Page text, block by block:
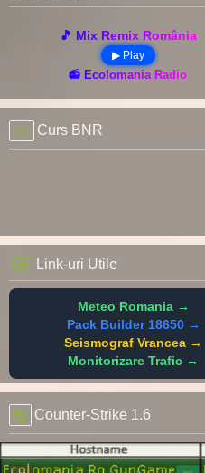
🎵 Mix Remix România
▶ Play
📻 Ecolomania Radio
Curs BNR
Link-uri Utile
Meteo Romania →
Pack Builder 18650 →
Seismograf Vrancea →
Monitorizare Trafic →
Counter-Strike 1.6